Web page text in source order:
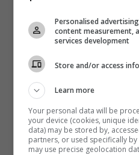
Personalised
content measurement,
services development
Store and/or access
Learn more
Your personal data will be
your device (cookies, unique
data) may be stored by,
partners, or used specifically
may use precise geolocation